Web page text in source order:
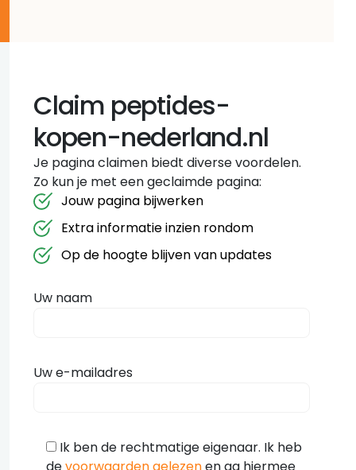
Claim peptides-
kopen-nederland.nl
Je pagina claimen biedt diverse voordelen.
Zo kun je met een geclaimde pagina:
Jouw pagina bijwerken
Extra informatie inzien rondom
Op de hoogte blijven van updates
Uw naam
Uw e-mailadres
Ik ben de rechtmatige eigenaar. Ik heb
devoorwaarden gelezenen ga hiermee